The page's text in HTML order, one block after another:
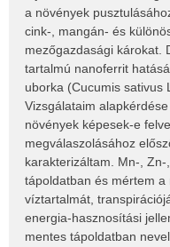
a növények
cink-, mangán- és
mezőgazdasági károkat.
tartalmú nanoferrit
uborka (Cucumis sativus
Vizsgálataim
növények képesek-e
megválaszolásához
karakterizáltam. Mn-,
tápoldatban és mértem a
víztartalmát,
energia-hasznosítási
mentes tápoldatban